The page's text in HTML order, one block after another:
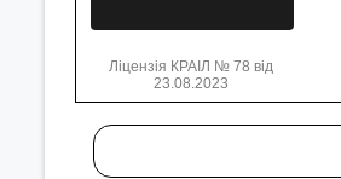
Ліцензія КРАІЛ № 78 від
23.08.2023